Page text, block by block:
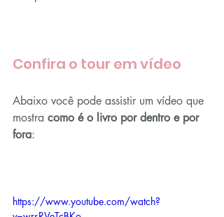
Confira o tour em vídeo
Abaixo você pode assistir um vídeo que
mostra como é o livro por dentro e por
fora:
https://www.youtube.com/watch?